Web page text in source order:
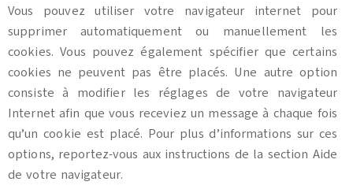
Vous pouvez utiliser votre navigateur internet pour
supprimer automatiquement ou manuellement les
cookies. Vous pouvez également spécifier que certains
cookies ne peuvent pas être placés. Une autre option
consiste à modifier les réglages de votre navigateur
Internet afin que vous receviez un message à chaque fois
qu’un cookie est placé. Pour plus d’informations sur ces
options, reportez-vous aux instructions de la section Aide
de votre navigateur.